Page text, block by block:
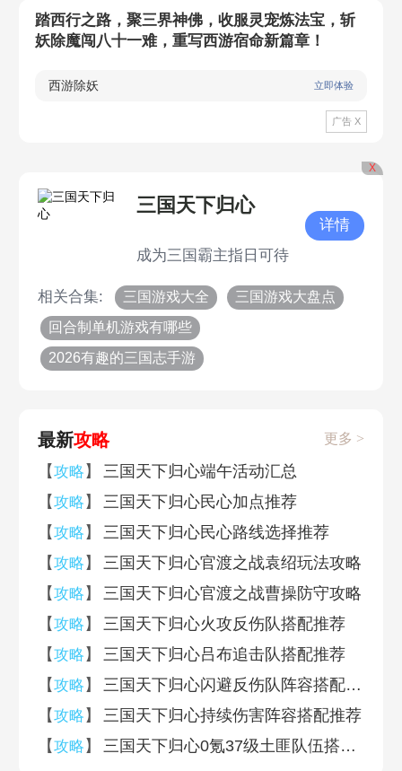
踏西行之路，聚三界神佛，收服灵宠炼法宝，斩
妖除魔闯八十一难，重写西游宿命新篇章！
西游除妖 立即体验
广告 X
X
三国天下归心
成为三国霸主指日可待
详情
相关合集: 三国游戏大全 三国游戏大盘点
回合制单机游戏有哪些
2026有趣的三国志手游
最新攻略 更多 >
【攻略 】
三国天下归心端午活动汇总
【攻略 】
三国天下归心民心加点推荐
【攻略 】
三国天下归心民心路线选择推荐
【攻略 】
三国天下归心官渡之战袁绍玩法攻略
【攻略 】
三国天下归心官渡之战曹操防守攻略
【攻略 】
三国天下归心火攻反伤队搭配推荐
【攻略 】
三国天下归心吕布追击队搭配推荐
【攻略 】
三国天下归心闪避反伤队阵容搭配推荐
【攻略 】
三国天下归心持续伤害阵容搭配推荐
【攻略 】 三国天下归心0氪37级土匪队伍搭配推荐